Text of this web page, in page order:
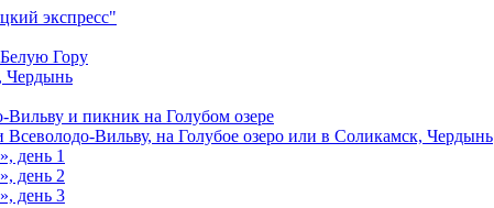
экспресс"
Гору
Чердынь
Вильву и пикник на Голубом озере
Всеволодо-Вильву, на Голубое озеро или в Соликамск, Чердынь
день 1
день 2
день 3